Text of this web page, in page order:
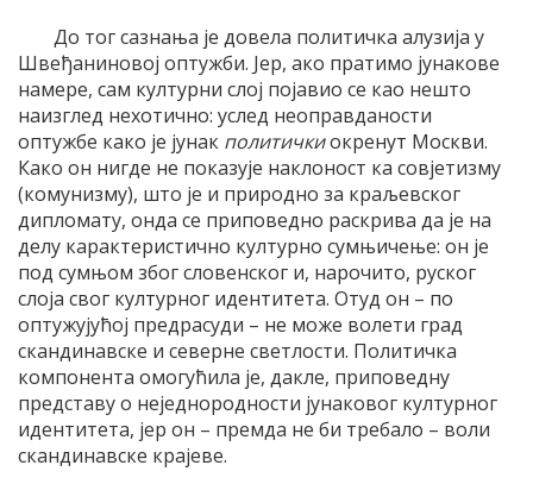
До тог сазнања је довела политичка алузија у
Швеђаниновој оптужби. Јер, ако пратимо јунакове
намере, сам културни слој појавио се као нешто
наизглед нехотично: услед неоправданости
оптужбе како је јунак политичкиокренут Москви.
Како он нигде не показује наклоност ка совјетизму
(комунизму), што је и природно за краљевског
дипломату, онда се приповедно раскрива да је на
делу карактеристично културно сумњичење: он је
под сумњом због словенског и, нарочито, руског
слоја свог културног идентитета. Отуд он – по
оптужујућој предрасуди – не може волети град
скандинавске и северне светлости. Политичка
компонента омогућила је, дакле, приповедну
представу о неједнородности јунаковог културног
идентитета, јер он – премда не би требало – воли
скандинавске крајеве.